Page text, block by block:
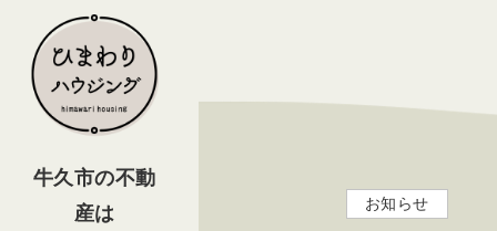
牛久市の不動
産は
お知らせ